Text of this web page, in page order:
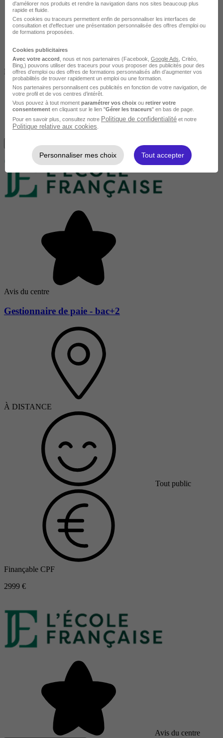
Non finançable CPF
Avis du centre
Gestionnaire de paie - bac+2
À DISTANCE
Tout public
Finançable CPF
2999 €
Avis du centre
d'améliorer nos produits et rendre la navigation dans nos sites beaucoup plus
rapide et fluide.
Ces cookies ou traceurs permettent enfin de personnaliser les interfaces de
consultation et d'effectuer une présentation personnalisée des offres d'emploi ou
de formations proposées.
Cookies publicitaires
Avec votre accord , nous et nos partenaires (Facebook, Google Ads , Critéo,
Bing,) pouvons utiliser des traceurs pour vous proposer des publicités pour des
offres d’emploi ou des offres de formations personnalisés afin d’augmenter vos
probabilités de trouver rapidement un emploi ou une formation.
Nos partenaires personnalisent ces publicités en fonction de votre navigation, de
votre profil et de vos centres d’intérêt.
Vous pouvez à tout moment paramétrer vos choix ou retirer votre
consentement en cliquant sur le lien "Gérer les traceurs" en bas de page.
Pour en savoir plus, consultez notre Politique de confidentialité et notre
Politique relative aux cookies
Personnaliser mes choix Tout accepter